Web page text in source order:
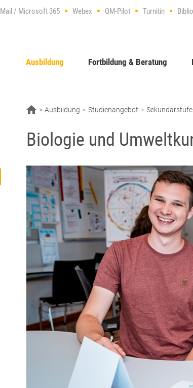
Mail / Microsoft 365 Webex QM-Pilot Turnitin
Ausbildung Fortbildung & Beratung
Ausbildung Studienangebot
Biologie und